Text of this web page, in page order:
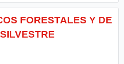
FORESTALES Y DE